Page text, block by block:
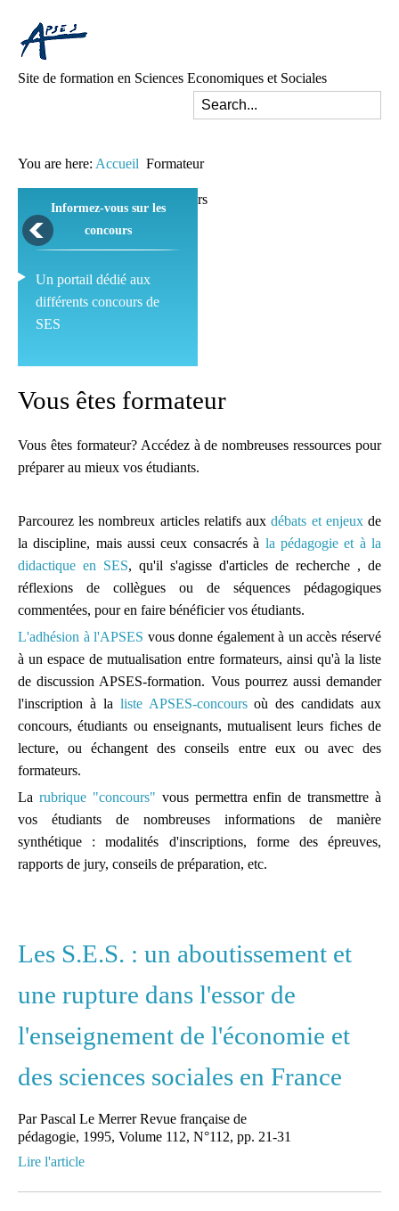
Site de formation en Sciences Economiques et Sociales
You are here: Accueil Formateur
Informez-vous sur les
concours
Un portail dédié aux
différents concours de
SES
pédagogiques réellement
classes.
Des conseils de
préparation
Des pistes de travail et
des conseils de lecture
mis à la disposition de
tous
L'accès à une liste de
Une liste de diffusion
dédiée à la préparation
des concours pour
et formateurs
Espace réservé pour
idées et questionnements
Vous êtes formateur
Vous êtes formateur? Accédez à de nombreuses ressources pour
préparer au mieux vos étudiants.
Parcourez les nombreux articles relatifs auxdébats et enjeuxde
la discipline, mais aussi ceux consacrés à la pédagogie et à la
didactique en SES, qu'il s'agisse d'articles de recherche , de
réflexions de collègues ou de séquences pédagogiques
commentées, pour en faire bénéficier vos étudiants.
L'adhésion à l'APSES vous donne également à un accès réservé
à un espace de mutualisation entre formateurs, ainsi qu'à la liste
de discussion APSES-formation. Vous pourrez aussi demander
l'inscription à la liste APSES-concoursoù des candidats aux
concours, étudiants ou enseignants, mutualisent leurs fiches de
lecture, ou échangent des conseils entre eux ou avec des
formateurs.
La rubrique "concours" vous permettra enfin de transmettre à
vos étudiants de nombreuses informations de manière
synthétique : modalités d'inscriptions, forme des épreuves,
rapports de jury, conseils de préparation, etc.
Les S.E.S. : un aboutissement et
une rupture dans l'essor de
l'enseignement de l'économie et
des sciences sociales en France
Par Pascal Le Merrer Revue française de
pédagogie, 1995, Volume 112, N°112, pp. 21-31
Lire l'article